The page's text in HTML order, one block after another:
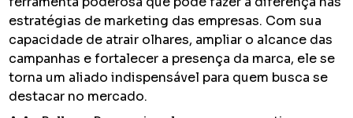
estratégias de marketing das empresas. Com sua
capacidade de atrair olhares, ampliar o alcance das
campanhas e fortalecer a presença da marca, ele se
torna um aliado indispensável para quem busca se
destacar no mercado.